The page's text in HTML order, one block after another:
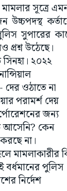
সূত্রে
উচ্চপদস্থ
সুপারের
উঠেছে।
সিনহা। ২০২২
ওঠাতে না
পরামর্শ দেয়
জন্য
আসেনি? কেন
না।
মামলাকারীর
পুলিস
নির্দেশ